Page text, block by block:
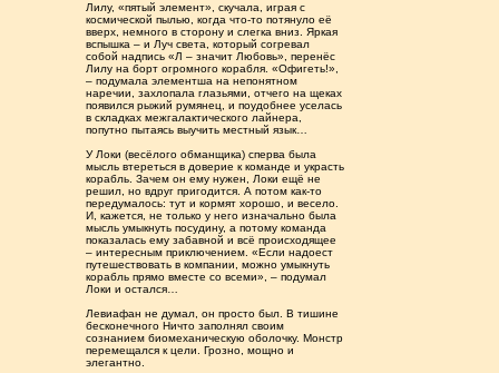
Лилу, «пятый элемент», скучала, играя с
космической пылью, когда что-то потянуло её
вверх, немного в сторону и слегка вниз. Яркая
вспышка – и Луч света, который согревал
собой надпись «Л – значит Любовь», перенёс
Лилу на борт огромного корабля. «Офигеть!»,
– подумала элементша на непонятном
наречии, захлопала глазьями, отчего на щеках
появился рыжий румянец, и поудобнее уселась
в складках межгалактического лайнера,
попутно пытаясь выучить местный язык…
У Локи (весёлого обманщика) сперва была
мысль втереться в доверие к команде и украсть
корабль. Зачем он ему нужен, Локи ещё не
решил, но вдруг пригодится. А потом как-то
передумалось: тут и кормят хорошо, и весело.
И, кажется, не только у него изначально была
мысль умыкнуть посудину, а потому команда
показалась ему забавной и всё происходящее
– интересным приключением. «Если надоест
путешествовать в компании, можно умыкнуть
корабль прямо вместе со всеми», – подумал
Локи и остался…
Левиафан не думал, он просто был. В тишине
бесконечного Ничто заполнял своим
сознанием биомеханическую оболочку. Монстр
перемещался к цели. Грозно, мощно и
элегантно.